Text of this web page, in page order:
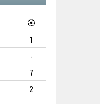
1
-
7
2